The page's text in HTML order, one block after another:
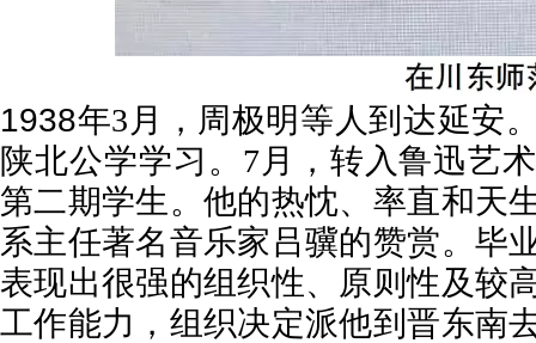
1938年3 月，周极明等人到达延安
陕北公学学习。 7月，转入鲁迅艺
第二期学生。他的热忱、率直和天
系主任著名音乐家吕骥的赞赏。毕
表现出很强的组织性、原则性及较
工作能力，组织决定派他到晋东南